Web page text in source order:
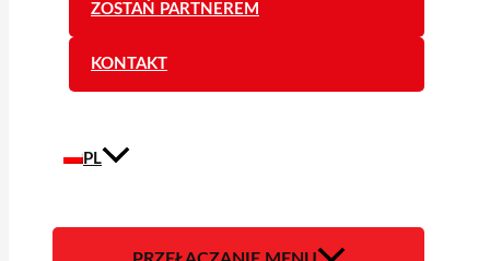
ZOSTAŃ PARTNEREM
KONTAKT
PL